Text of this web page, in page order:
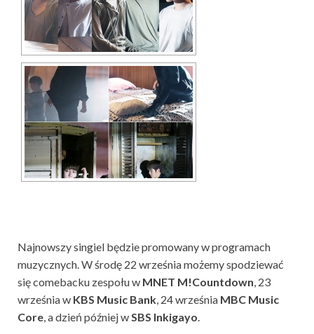
Najnowszy singiel będzie promowany w programach
muzycznych. W środę 22 września możemy spodziewać
się comebacku zespołu w MNET M!Countdown, 23
września w KBS Music Bank, 24 września MBC Music
Core, a dzień później wSBS Inkigayo.